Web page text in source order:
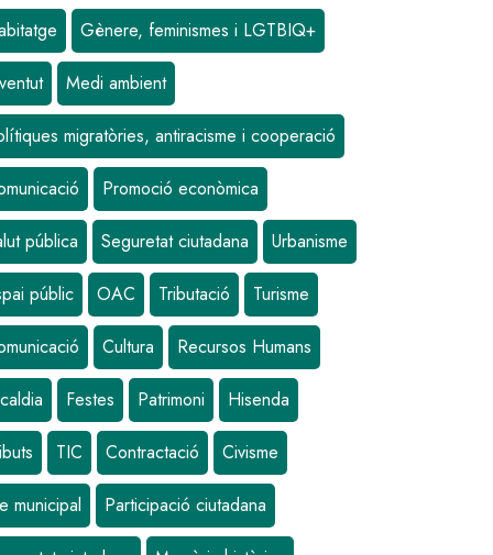
Gènere, feminismes i LGTBIQ+
Medi ambient
migratòries, antiracisme i cooperació
Promoció econòmica
pública Seguretat ciutadana Urbanisme
públic OAC Tributació Turisme
Cultura Recursos Humans
Festes Patrimoni Hisenda
TIC Contractació Civisme
municipal Participació ciutadana